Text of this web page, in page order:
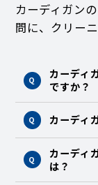
カーディガン
問に、クリー
Q
カーディ
ですか？
Q カーディ
Q
カーディ
は？